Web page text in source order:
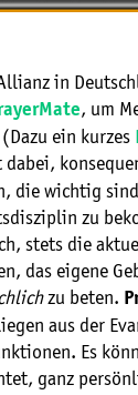
in
, um
ein kurzes
die wichtig
zu
stets die
das eigene
zu beten.
aus der
Es
ganz